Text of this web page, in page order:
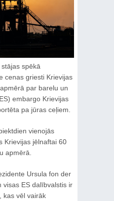
spēkā
cenas griesti Krievijas
par barelu un
embargo Krievijas
pa jūras ceļiem.
vienojās
Krievijas jēlnaftai 60
apmērā.
Ursula fon der
visas ES dalībvalstis ir
kas vēl vairāk